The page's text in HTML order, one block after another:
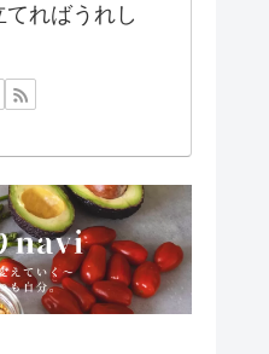
ればうれし